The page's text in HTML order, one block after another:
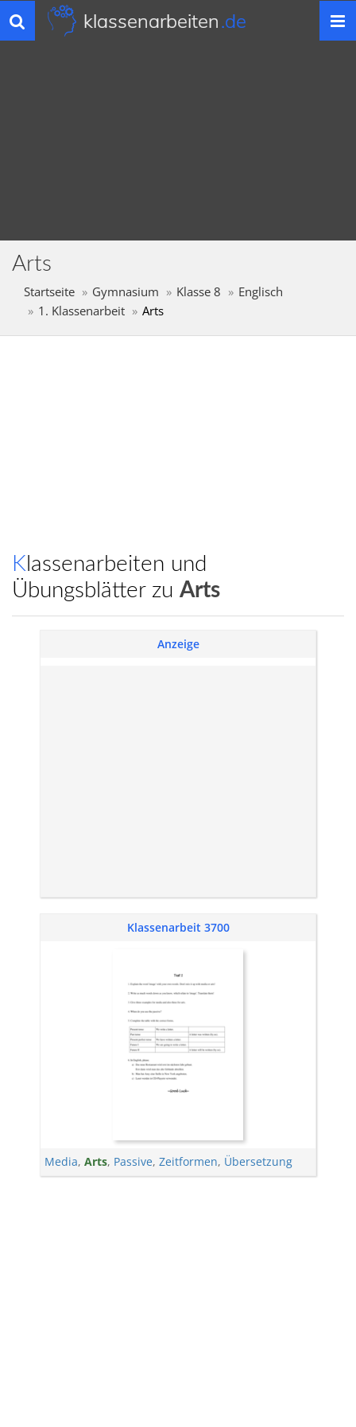
Toggle
navigation
klassenarbeiten.de
Arts
Startseite Gymnasium Klasse 8
Englisch
1. Klassenarbeit
Arts
Klassenarbeiten und
Übungsblätter zu Arts
Anzeige
Klassenarbeit 3700
Media, Arts, Passive, Zeitformen, Übersetzung